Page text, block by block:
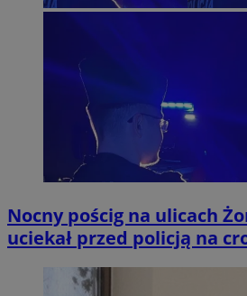
Nocny pościg na ulicach
uciekał przed policją na